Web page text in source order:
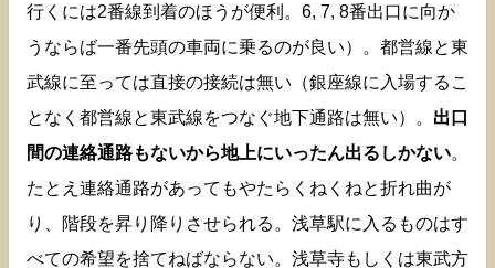
行くには2番線到着のほうが便利。6, 7, 8番出口に向か
うならば一番先頭の車両に乗るのが良い）。都営線と東
武線に至っては直接の接続は無い（銀座線に入場するこ
となく都営線と東武線をつなぐ地下通路は無い）。 出口
間の連絡通路もないから地上にいったん出るしかない。
たとえ連絡通路があってもやたらくねくねと折れ曲が
り、階段を昇り降りさせられる。浅草駅に入るものはす
べての希望を捨てねばならない。浅草寺もしくは東武方